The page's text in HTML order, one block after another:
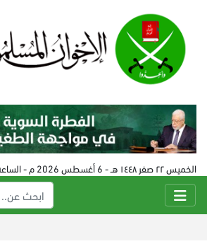
الخميس ٢٢ صفر ١٤٤٨ هـ - 6 أغسطس 2026 م - الساعة 10:28 م